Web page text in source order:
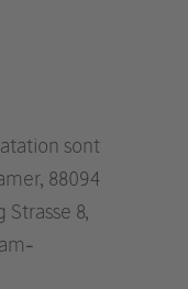
sont
88094
8,